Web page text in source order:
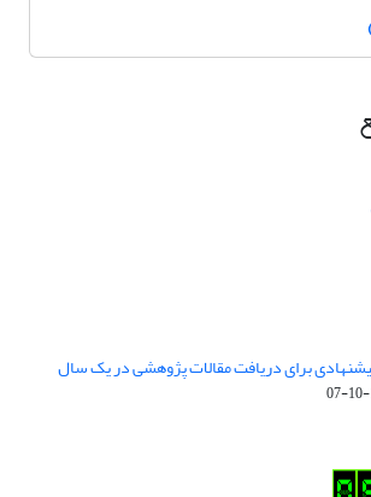
برای دریافت مقالات پژوهشی در یک سال